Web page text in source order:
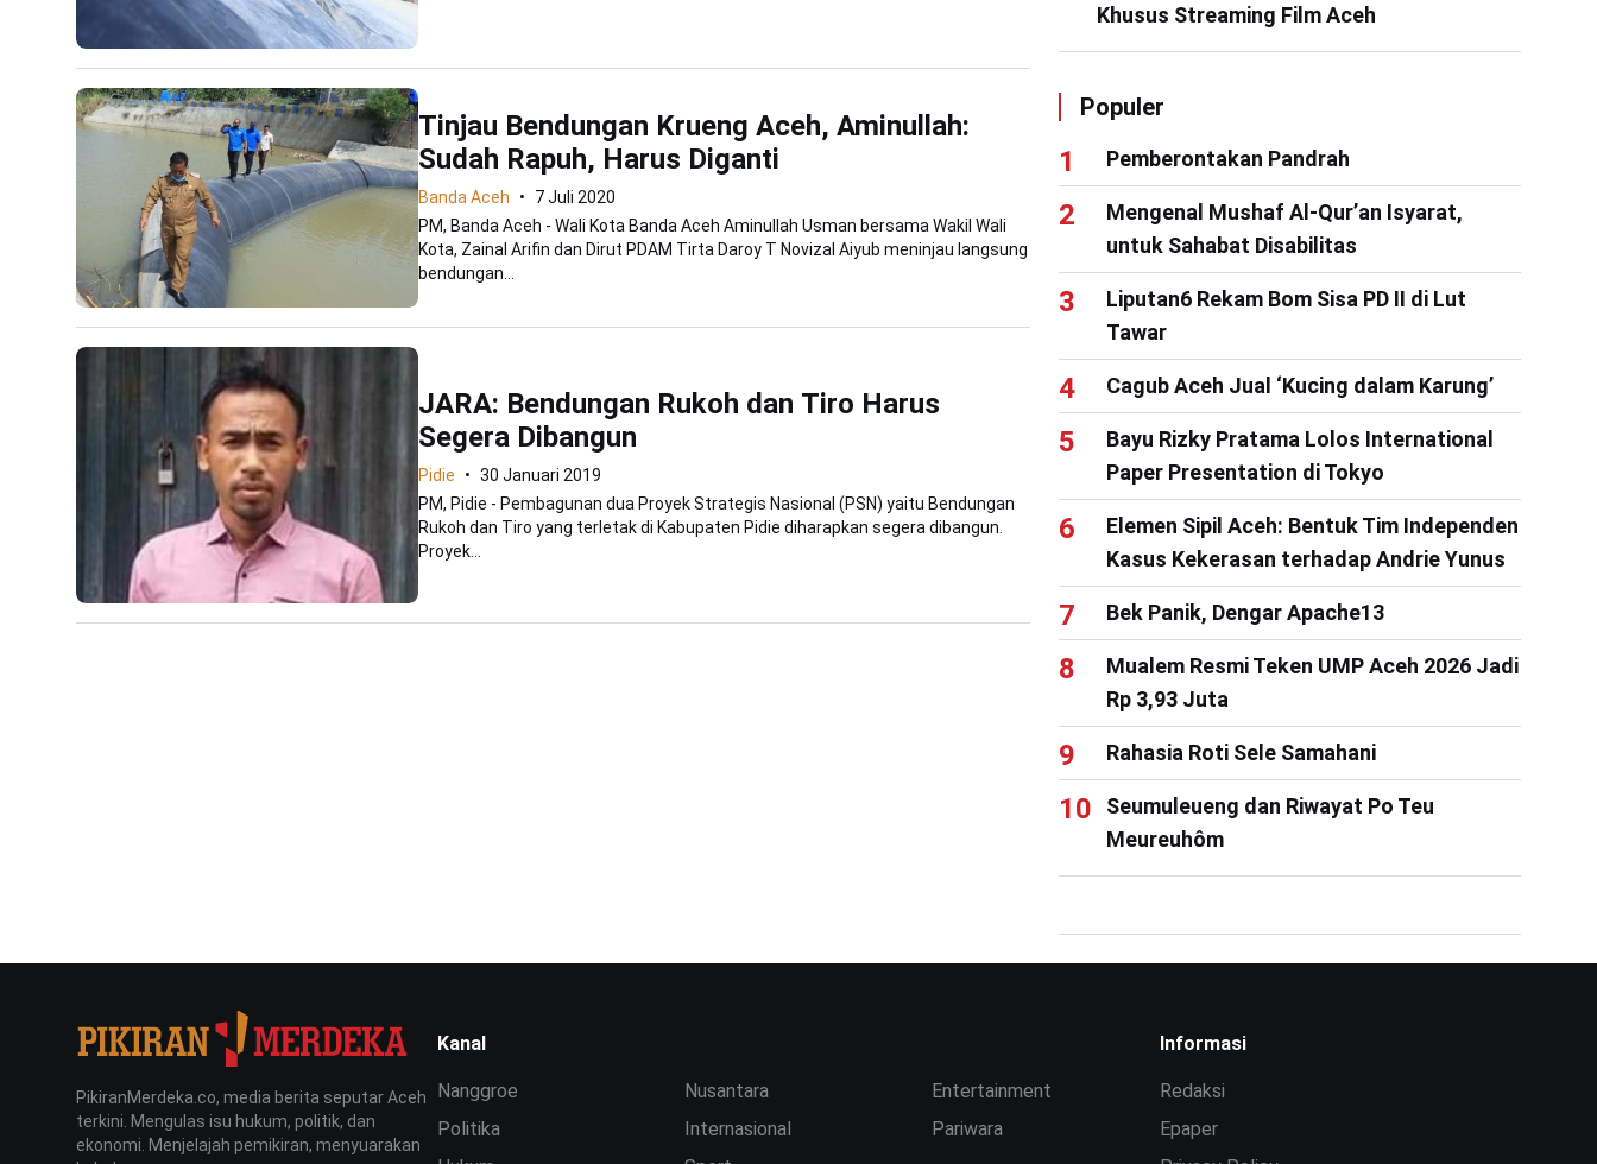
Tinjau Bendungan Krueng Aceh, Aminullah:
Sudah Rapuh, Harus Diganti
Banda Aceh
7 Juli 2020
PM, Banda Aceh - Wali Kota Banda Aceh Aminullah Usman bersama Wakil Wali
Kota, Zainal Arifin dan Dirut PDAM Tirta Daroy T Novizal Aiyub meninjau langsung
bendungan...
JARA: Bendungan Rukoh dan Tiro Harus
Segera Dibangun
Pidie
30 Januari 2019
PM, Pidie - Pembagunan dua Proyek Strategis Nasional (PSN) yaitu Bendungan
Rukoh dan Tiro yang terletak di Kabupaten Pidie diharapkan segera dibangun.
Proyek...
Khusus Streaming Film Aceh
Populer
Pemberontakan Pandrah
Mengenal Mushaf Al-Qur’an Isyarat,
untuk Sahabat Disabilitas
Liputan6 Rekam Bom Sisa PD II di Lut
Tawar
Cagub Aceh Jual ‘Kucing dalam Karung’
Bayu Rizky Pratama Lolos International
Paper Presentation di Tokyo
Elemen Sipil Aceh: Bentuk Tim Independen
Kasus Kekerasan terhadap Andrie Yunus
Bek Panik, Dengar Apache13
Mualem Resmi Teken UMP Aceh 2026 Jadi
Rp 3,93 Juta
Rahasia Roti Sele Samahani
Seumuleueng dan Riwayat Po Teu
Meureuhôm
PikiranMerdeka.co, media berita seputar Aceh
terkini. Mengulas isu hukum, politik, dan
ekonomi. Menjelajah pemikiran, menyuarakan
Kanal
Nanggroe
Politika
Nusantara
Internasional
Entertainment
Pariwara
Informasi
Redaksi
Epaper